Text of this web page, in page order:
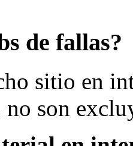
de fallas?
sitio en
son